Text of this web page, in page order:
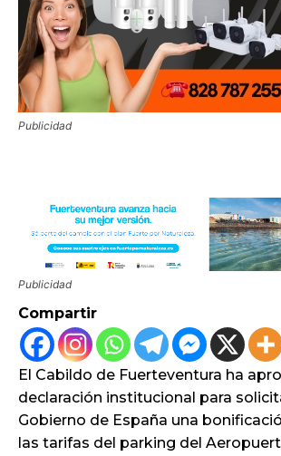
Publicidad
Publicidad
Compartir
El Cabildo de Fuerteventura ha
declaración institucional para
Gobierno de España una
las tarifas del parking del